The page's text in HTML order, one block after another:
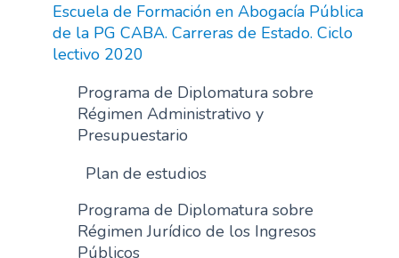
Escuela de Formación en Abogacía Pública
de la PG CABA. Carreras de Estado. Ciclo
lectivo 2020
Programa de Diplomatura sobre
Régimen Administrativo y
Presupuestario
Plan de estudios
Programa de Diplomatura sobre
Régimen Jurídico de los Ingresos
Públicos